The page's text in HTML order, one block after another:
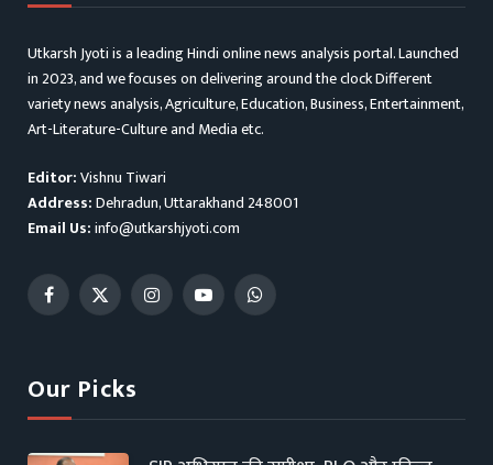
Utkarsh Jyoti is a leading Hindi online news analysis portal. Launched
in 2023, and we focuses on delivering around the clock Different
variety news analysis, Agriculture, Education, Business, Entertainment,
Art-Literature-Culture and Media etc.
Editor:Vishnu Tiwari
Address:Dehradun, Uttarakhand 248001
Email Us:info@utkarshjyoti.com
Facebook
X
InstagramYouTubeWhatsApp
Our Picks